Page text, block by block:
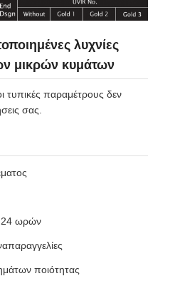
λυχνίες
μικρών κυμάτων
τυπικές παραμέτρους δεν
σας.
24 ωρών
ποιότητας